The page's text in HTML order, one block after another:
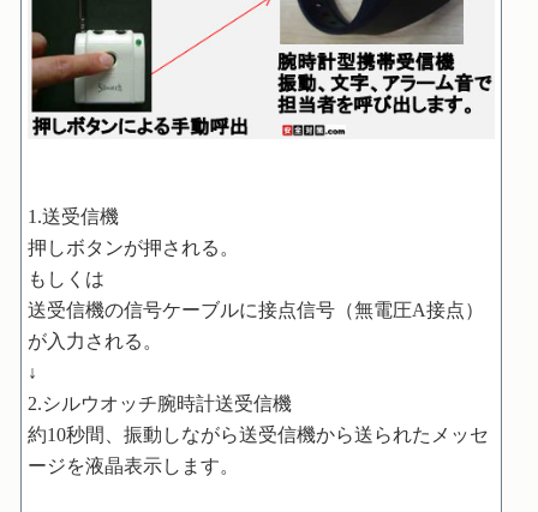
1.送受信機
押しボタンが押される。
もしくは
送受信機の信号ケーブルに接点信号（無電圧A接点）
が入力される。
↓
2.シルウオッチ腕時計送受信機
約10秒間、振動しながら送受信機から送られたメッセ
ージを液晶表示します。